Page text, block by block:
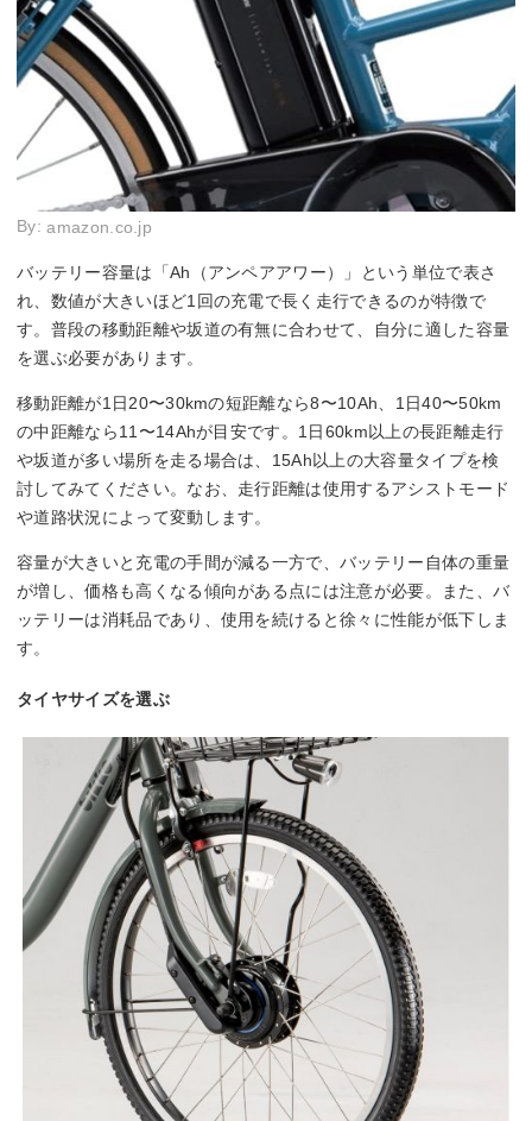
By:amazon.co.jp
バッテリー容量は「Ah（アンペアアワー）」という単位で表さ
れ、数値が大きいほど1回の充電で長く走行できるのが特徴で
す。普段の移動距離や坂道の有無に合わせて、自分に適した容量
を選ぶ必要があります。
移動距離が1日20〜30kmの短距離なら8〜10Ah、1日40〜50km
の中距離なら11〜14Ahが目安です。1日60km以上の長距離走行
や坂道が多い場所を走る場合は、15Ah以上の大容量タイプを検
討してみてください。なお、走行距離は使用するアシストモード
や道路状況によって変動します。
容量が大きいと充電の手間が減る一方で、バッテリー自体の重量
が増し、価格も高くなる傾向がある点には注意が必要。また、バ
ッテリーは消耗品であり、使用を続けると徐々に性能が低下しま
す。
タイヤサイズを選ぶ